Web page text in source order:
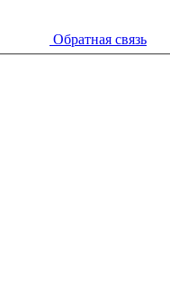
Обратная связь